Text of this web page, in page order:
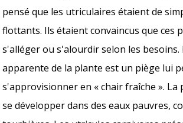
pensé que les utriculaires étaient de
flottants. Ils étaient convaincus que ces
s'alléger ou s'alourdir selon les besoins.
apparente de la plante est un piège lui
s'approvisionner en « chair fraîche ». La
se développer dans des eaux pauvres,